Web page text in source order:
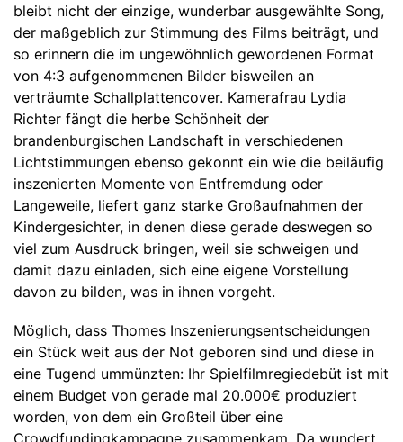
bleibt nicht der einzige, wunderbar ausgewählte Song,
der maßgeblich zur Stimmung des Films beiträgt, und
so erinnern die im ungewöhnlich gewordenen Format
von 4:3 aufgenommenen Bilder bisweilen an
verträumte Schallplattencover. Kamerafrau Lydia
Richter fängt die herbe Schönheit der
brandenburgischen Landschaft in verschiedenen
Lichtstimmungen ebenso gekonnt ein wie die beiläufig
inszenierten Momente von Entfremdung oder
Langeweile, liefert ganz starke Großaufnahmen der
Kindergesichter, in denen diese gerade deswegen so
viel zum Ausdruck bringen, weil sie schweigen und
damit dazu einladen, sich eine eigene Vorstellung
davon zu bilden, was in ihnen vorgeht.
Möglich, dass Thomes Inszenierungsentscheidungen
ein Stück weit aus der Not geboren sind und diese in
eine Tugend ummünzten: Ihr Spielfilmregiedebüt ist mit
einem Budget von gerade mal 20.000€ produziert
worden, von dem ein Großteil über eine
Crowdfundingkampagne zusammenkam. Da wundert